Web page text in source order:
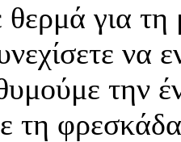
για
να
την
τη